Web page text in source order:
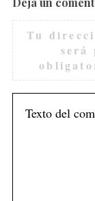
Tu
será